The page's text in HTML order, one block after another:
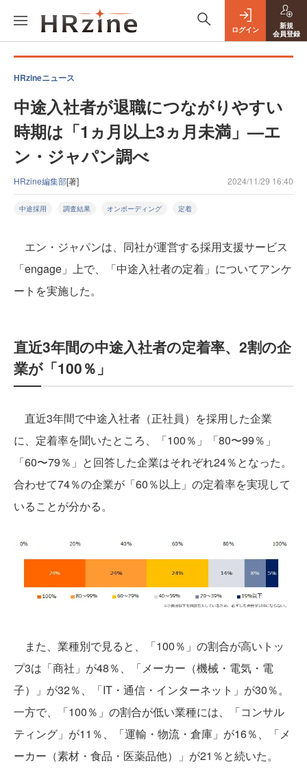
ログイン
新規
会員登録
HRzineニュース
中途入社者が退職につながりやすい
時期は「1ヵ月以上3ヵ月未満」—エ
ン・ジャパン調べ
HRzine編集部[著] 2024/11/29 16:40
中途採用 調査結果 オンボーディング 定着
エン・ジャパンは、同社が運営する採用支援サービス
「engage」上で、「中途入社者の定着」についてアンケ
ートを実施した。
直近3年間の中途入社者の定着率、2割の企
業が「100％」
直近3年間で中途入社者（正社員）を採用した企業
に、定着率を聞いたところ、「100％」「80〜99％」
「60〜79％」と回答した企業はそれぞれ24％となった。
合わせて74％の企業が「60％以上」の定着率を実現して
いることが分かる。
また、業種別で見ると、「100％」の割合が高いトッ
プ3は「商社」が48％、「メーカー（機械・電気・電
子）」が32％、「IT・通信・インターネット」が30％。
一方で、「100％」の割合が低い業種には、「コンサル
ティング」が11％、「運輸・物流・倉庫」が16％、「メ
ーカー（素材・食品・医薬品他）」が21％と続いた。